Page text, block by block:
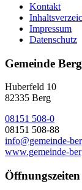
Kontakt
Impressum
Datenschutz
Gemeinde Berg
Huberfeld 10
82335 Berg
08151 508-0
08151 508-88
info@gemeinde-
www.gemeinde-